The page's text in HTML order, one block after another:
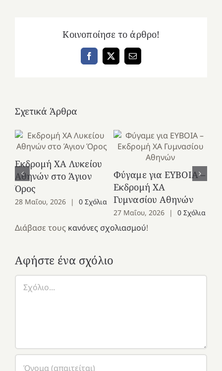
Κοινοποίησε το άρθρο!
Facebook
X Email
Σχετικά Άρθρα
Εκδρομή ΧΑ Λυκείου
Αθηνών στο Άγιον
Όρος
28 Μαΐου, 2026 | 0 Σχόλια
Φύγαμε για ΕΥΒΟΙΑ –
Εκδρομή ΧΑ
Γυμνασίου Αθηνών
27 Μαΐου, 2026 | 0 Σχόλια
Διάβασε τους κανόνες σχολιασμού!
Αφήστε ένα σχόλιο